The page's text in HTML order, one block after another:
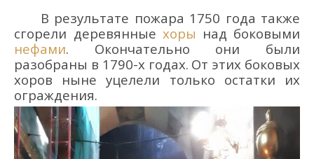
В результате пожара 1750 года также
сгорели деревянные хоры над боковыми
нефами. Окончательно они были
разобраны в 1790-х годах. От этих боковых
хоров нынеуцелели только остатки их
ограждения.